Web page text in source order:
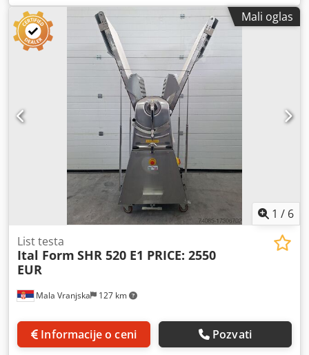
50Hz Dimenzije trake: 62x130 cm
Mali oglas
1 / 6
Mala Vranjska 127 km
List testa
Ital Form SHR 520 E1 PRICE: 2550
EUR
Informacije o ceni Pozvati